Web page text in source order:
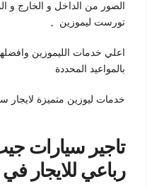
الصور من الداخل و الخارج و
تورست ليموزين ,
اعلي خدمات الليموزين
بالمواعيد المحددة
خدمات ليوزين متميزة لايجار
تاجير سيارات
رباعي للايجار